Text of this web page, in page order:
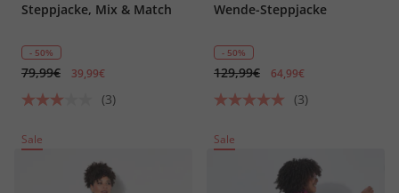
Steppjacke, Mix & Match
- 50%
79,99€ 39,99€
(3)
Wende-Steppjacke
- 50%
129,99€ 64,99€
(3)
Sale Sale